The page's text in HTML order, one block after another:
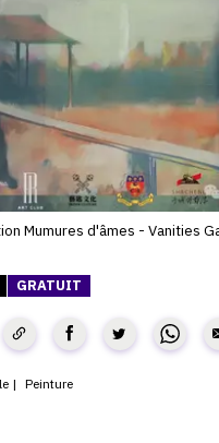
PUBLIER SES
DEVENIR
À PROPOS
L'ÉQUIPE OAM
CONTACT
CGU
Mumures d'âmes - Vanities
GRATUIT
Peinture